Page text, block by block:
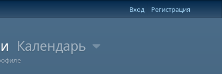
Вход Регистрация
Календарь